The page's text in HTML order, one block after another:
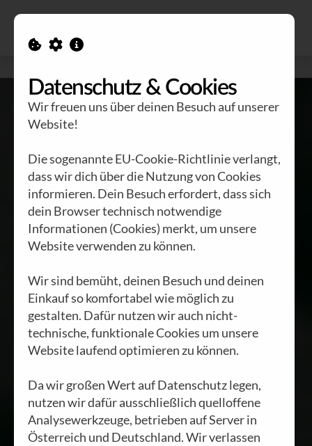
Staunen-
Denken-
Handeln
BRENNSTOFF NR. 63 |
HEINI STAUDINGER|
23.01.2024
Datenschutz & Cookies
Wir freuen uns über deinen Besuch auf unserer
Website!
Die sogenannte EU-Cookie-Richtlinie verlangt,
dass wir dich über die Nutzung von Cookies
informieren. Dein Besuch erfordert, dass sich
dein Browser technisch notwendige
Informationen (Cookies) merkt, um unsere
Website verwenden zu können.
Wir sind bemüht, deinen Besuch und deinen
Einkauf so komfortabel wie möglich zu
gestalten. Dafür nutzen wir auch nicht-
technische, funktionale Cookies um unsere
Website laufend optimieren zu können.
Da wir großen Wert auf Datenschutz legen,
nutzen wir dafür ausschließlich quelloffene
Analysewerkzeuge, betrieben auf Server in
Österreich und Deutschland. Wir verlassen